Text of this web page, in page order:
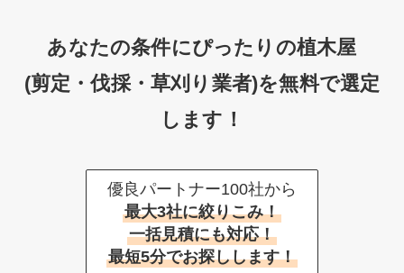
あなたの条件にぴったりの植木屋
(剪定・伐採・草刈り業者)を無料で選定
します！
優良パートナー100社から
最大3社に絞りこみ！
一括見積にも対応！
最短5分でお探しします！